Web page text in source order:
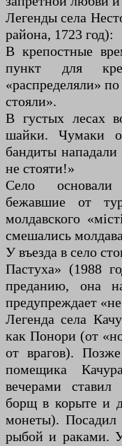
Легенды села
района, 1723 год):
В крепостные
пункт для
«распределяли»
стояли».
В густых лесах
шайки. Чумаки
бандиты
не стояти!»
Село основали
бежавшие от
молдавского
смешались
У въезда в село
Пастуха» (1988
преданию, она
предупреждает «не
Легенда села
как Понори (от
от врагов).
помещика
вечерами ставил
борщ в корыте и
монеты). Посадил
рыбой и раками.